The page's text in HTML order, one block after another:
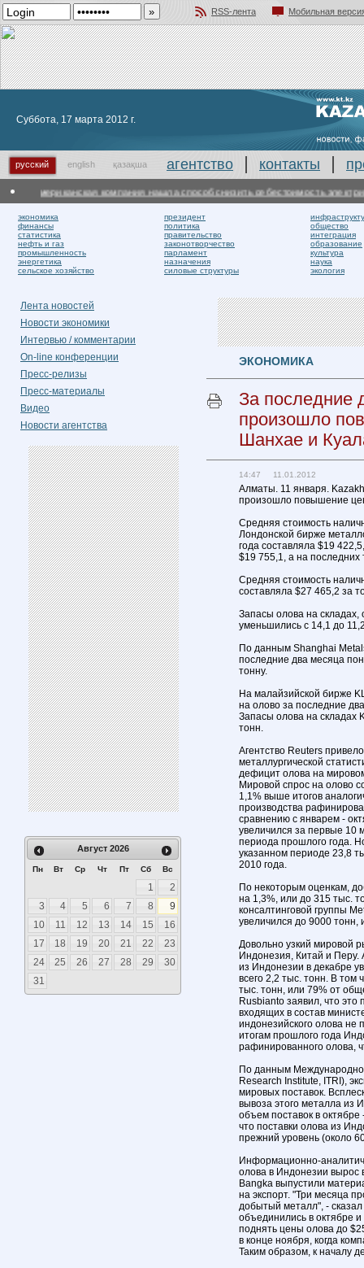
RSS-лента
Мобильная
Суббота, 17 марта 2012 г.
русский english қазақша агентство контакты
Американская компания нашла способ снизить себестоимость
экономика
финансы
статистика
нефть и газ
промышленность
энергетика
сельское хозяйство
президент
политика
правительство
законотворчество
парламент
назначения
силовые структуры
общество
интеграция
образование
культура
наука
экология
Лента новостей
Новости экономики
Интервью / комментарии
On-line конференции
Пресс-релизы
Пресс-материалы
Видео
Новости агентства
Август 2026
Пн Вт Ср Чт Пт Сб Вс
1
2
3
4 5 6 7 8
9
10
11 12 13 14 15
16
17
18 19 20 21 22
23
24
25 26 27 28 29
30
31
ЭКОНОМИКА
За последние
произошло
Шанхае и
14:47 11.01.2012
Алматы. 11 января.
произошло повышение
Средняя стоимость
Лондонской бирже
года составляла $19
$19 755,1, а на последних
Средняя стоимость
составляла $27 465,2 за
Запасы олова на
уменьшились с 14,1 до
По данным Shanghai
последние два месяца
тонну.
На малайзийской бирже
на олово за последние
Запасы олова на складах
тонн.
Агентство Reuters
металлургической
дефицит олова на
Мировой спрос на олово
1,1% выше итогов
производства
сравнению с январем -
увеличился за первые 10
периода прошлого года.
указанном периоде 23,8
2010 года.
По некоторым оценкам,
на 1,3%, или до 315 тыс.
консалтинговой группы
увеличился до 9000 тонн,
Довольно узкий мировой
Индонезия, Китай и Перу.
из Индонезии в декабре
всего 2,2 тыс. тонн. В том
тыс. тонн, или 79% от
Rusbianto заявил, что
входящих в состав
индонезийского олова
итогам прошлого года
рафинированного олова,
По данным
Research Institute, ITRI),
мировых поставок.
вывоза этого металла из
объем поставок в
что поставки олова из
прежний уровень (около
Информационно-
олова в Индонезии вырос
Bangka выпустили
на экспорт. "Три месяца
добытый металл", -
объединились в октябре
поднять цены олова до
в конце ноября, когда
Таким образом, к началу